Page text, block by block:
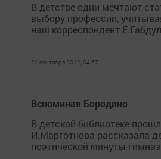
В детстве одни мечтают
выбору профессии,
наш корреспондент
21 сентября 2012, 04:57
Вспоминая Бородино
В детской библиотеке
И.Марготнова рассказала
поэтической минуты